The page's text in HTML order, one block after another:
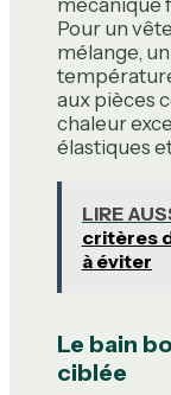
Pour un
mélange,
aux pièces
chaleur
élastiques
LIRE
critères
à éviter
Le bain
ciblée